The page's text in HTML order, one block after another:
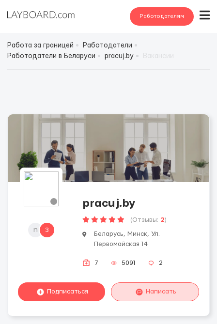
Работодателям
Работа за границей
Работодатели
Работодатели в Беларуси
pracuj.by
n 3
pracuj.by
(Отзывы: 2)
Беларусь, Минск, Ул.
Первомайская 14
7 5091 2
Подписаться Написать